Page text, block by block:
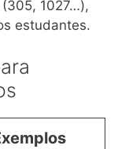
1027…),
estudantes.